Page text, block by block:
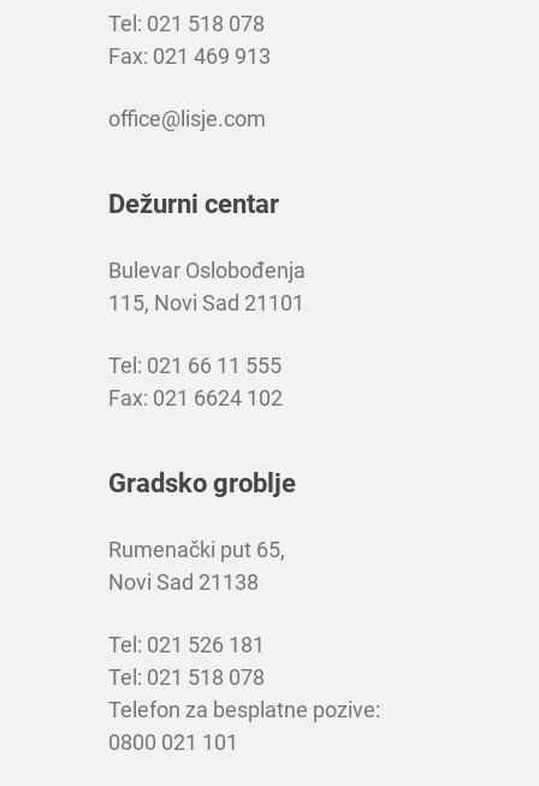
Tel: 021 518 078
Fax: 021 469 913
office@lisje.com
Dežurni centar
Bulevar Oslobođenja
115, Novi Sad 21101
Tel: 021 66 11 555
Fax: 021 6624 102
Gradsko groblje
Rumenački put 65,
Novi Sad 21138
Tel: 021 526 181
Tel: 021 518 078
Telefon za besplatne pozive:
0800 021 101